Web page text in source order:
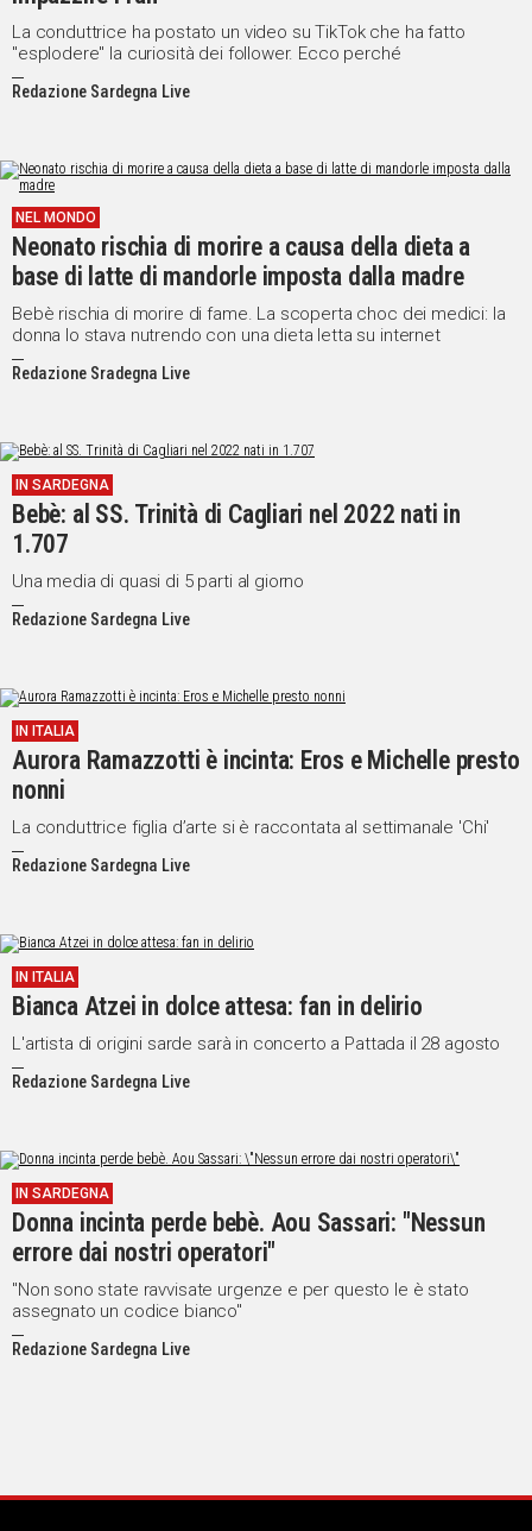
La conduttrice ha postato un video su TikTok che ha fatto
"esplodere" la curiosità dei follower. Ecco perché
Redazione Sardegna Live
NEL MONDO
Neonato rischia di morire a causa della dieta a
base di latte di mandorle imposta dalla madre
Bebè rischia di morire di fame. La scoperta choc dei medici: la
donna lo stava nutrendo con una dieta letta su internet
Redazione Sradegna Live
IN SARDEGNA
Bebè: al SS. Trinità di Cagliari nel 2022 nati in
1.707
Una media di quasi di 5 parti al giorno
Redazione Sardegna Live
IN ITALIA
Aurora Ramazzotti è incinta: Eros e Michelle presto
nonni
La conduttrice figlia d’arte si è raccontata al settimanale 'Chi'
Redazione Sardegna Live
IN ITALIA
Bianca Atzei in dolce attesa: fan in delirio
L'artista di origini sarde sarà in concerto a Pattada il 28 agosto
Redazione Sardegna Live
IN SARDEGNA
Donna incinta perde bebè. Aou Sassari: "Nessun
errore dai nostri operatori"
"Non sono state ravvisate urgenze e per questo le è stato
assegnato un codice bianco"
Redazione Sardegna Live